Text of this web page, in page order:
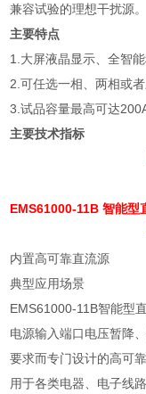
兼容试验的理想干扰源。
主要特点
1. 大屏液晶显示、全智
2.可任选一相、两相或
3.试品容量最高可达
主要技术指标
EMS61000-11B 智能型
内置高可靠直流源
典型应用场景
EMS61000-11B智能型
电源输入端口电压暂降
要求而专门设计的高可
用于各类电器、电子线